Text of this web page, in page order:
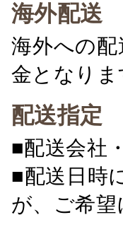
海外配送
海外への
金となり
配送指定
■配送会社
■配送日時
が、ご希